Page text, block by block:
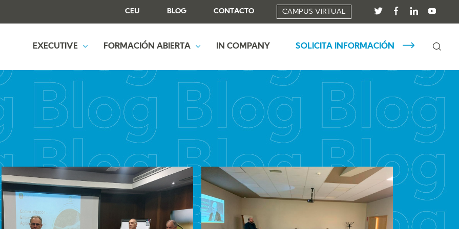
EXECUTIVE FORMACIÓN ABIERTA IN COMPANY SOLICITA INFORMACIÓN
CEU BLOG CONTACTO CAMPUS VIRTUAL